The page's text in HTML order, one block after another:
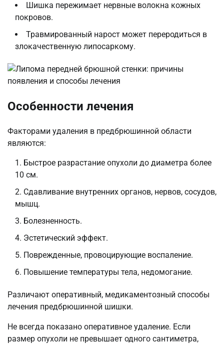
Шишка пережимает нервные волокна кожных
покровов.
Травмированный нарост может переродиться в
злокачественную липосаркому.
Особенности лечения
Факторами удаления в предбрюшинной области
являются:
Быстрое разрастание опухоли до диаметра более
10 см.
Сдавливание внутренних органов, нервов, сосудов,
мышц.
Болезненность.
Эстетический эффект.
Поврежденные, провоцирующие воспаление.
Повышение температуры тела, недомогание.
Различают оперативный, медикаментозный способы
лечения предбрюшинной шишки.
Не всегда показано оперативное удаление. Если
размер опухоли не превышает одного сантиметра,